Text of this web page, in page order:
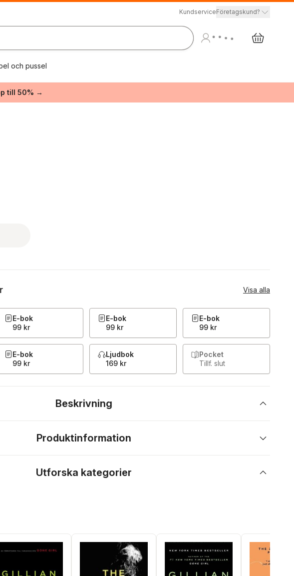
KundserviceFöretagskund?
och pussel
till 50% →
Visa alla
E-bok
99 kr
E-bok
99 kr
E-bok
99 kr
E-bok
99 kr
Ljudbok
169 kr
Pocket
Tillf. slut
Beskrivning
Produktinformation
Utforska kategorier